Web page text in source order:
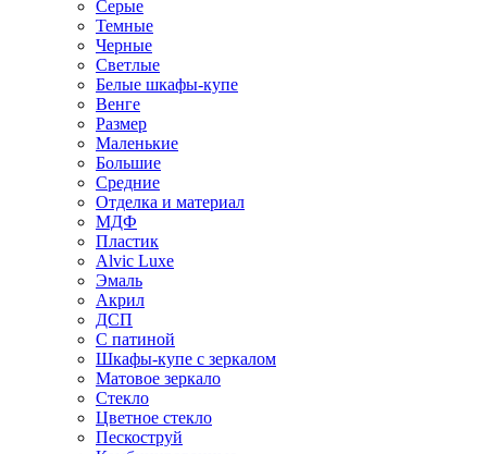
Серые
Темные
Черные
Светлые
Белые шкафы-купе
Венге
Размер
Маленькие
Большие
Средние
Отделка и материал
МДФ
Пластик
Alvic Luxe
Эмаль
Акрил
ДСП
С патиной
Шкафы-купе с зеркалом
Матовое зеркало
Стекло
Цветное стекло
Пескоструй